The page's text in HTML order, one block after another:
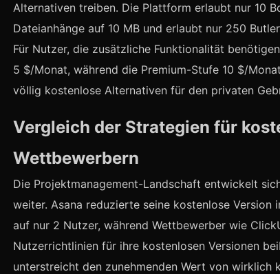
Alternativen treiben. Die Plattform erlaubt nur 10
Dateianhänge auf 10 MB und erlaubt nur 250
Für Nutzer, die zusätzliche Funktionalität
5 $/Monat, während die Premium-Stufe 10 $/
völlig kostenlose Alternativen für den privaten
Vergleich der Strategien für
Wettbewerbern
Die Projektmanagement-Landschaft entwickelt
weiter. Asana reduzierte seine kostenlose
auf nur 2 Nutzer, während Wettbewerber wie
Nutzerrichtlinien für ihre kostenlosen Versionen
unterstreicht den zunehmenden Wert von wirklich